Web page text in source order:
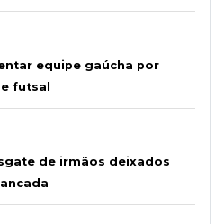
equipe gaúcha por
futsal
de irmãos deixados